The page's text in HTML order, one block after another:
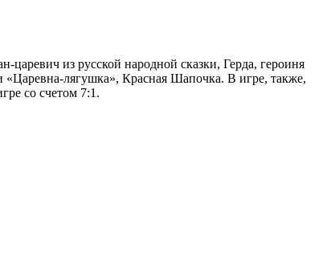
из русской народной сказки, Герда, героиня
«Царевна-лягушка», Красная Шапочка. В игре, также,
со счетом 7:1.